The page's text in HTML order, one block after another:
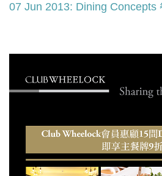
07 Jun 2013: Dining Concepts